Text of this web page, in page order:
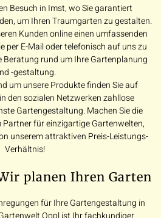
Besuch in Imst, wo Sie garantiert
um Ihren Traumgarten zu gestalten.
Kunden online einen umfassenden
per E-Mail oder telefonisch auf uns zu
Beratung rund um Ihre Gartenplanung
-gestaltung.
um unsere Produkte finden Sie auf
den sozialen Netzwerken zahllose
Gartengestaltung. Machen Sie die
für einzigartige Gartenwelten,
unserem attraktiven Preis-Leistungs-
Verhältnis!
planen Ihren Garten
für Ihre Gartengestaltung in